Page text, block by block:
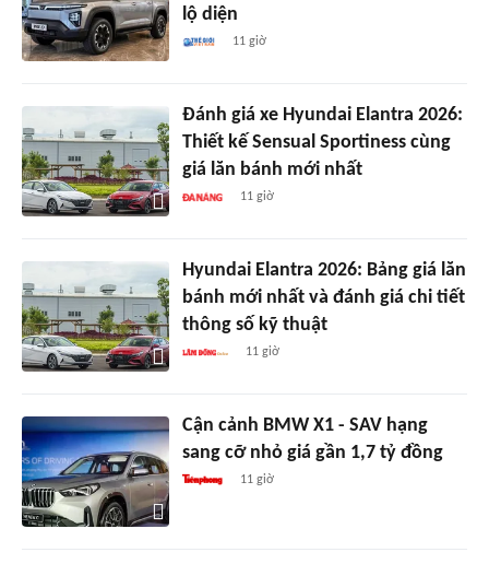
lộ diện
11 giờ
Đánh giá xe Hyundai Elantra 2026:
Thiết kế Sensual Sportiness cùng
giá lăn bánh mới nhất
11 giờ
Hyundai Elantra 2026: Bảng giá lăn
bánh mới nhất và đánh giá chi tiết
thông số kỹ thuật
11 giờ
Cận cảnh BMW X1 - SAV hạng
sang cỡ nhỏ giá gần 1,7 tỷ đồng
11 giờ